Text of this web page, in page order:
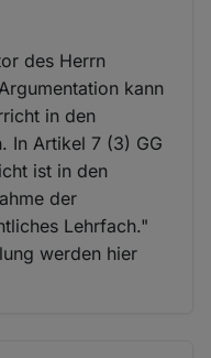
des Herrn
kann
in den
In Artikel 7 (3) GG
ist in den
der
Lehrfach."
werden hier